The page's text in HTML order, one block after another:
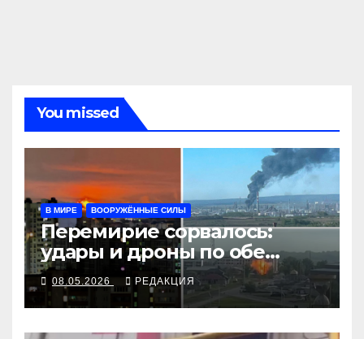
You missed
В МИРЕ ВООРУЖЁННЫЕ СИЛЫ
Перемирие сорвалось:
удары и дроны по обе
стороны
08.05.2026 РЕДАКЦИЯ